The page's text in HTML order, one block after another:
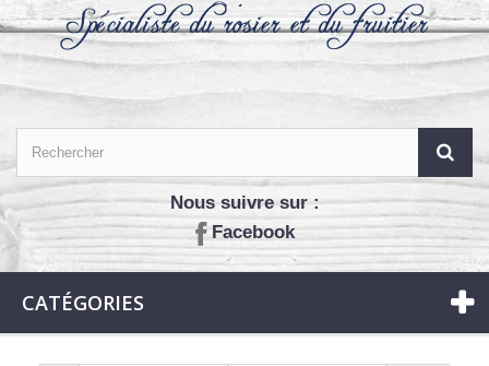
Nous suivre sur :
Facebook
CATÉGORIES